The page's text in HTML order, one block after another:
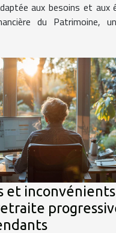
aux besoins et aux
du Patrimoine,
et